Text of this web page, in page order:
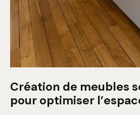
Création de meubles
pour optimiser